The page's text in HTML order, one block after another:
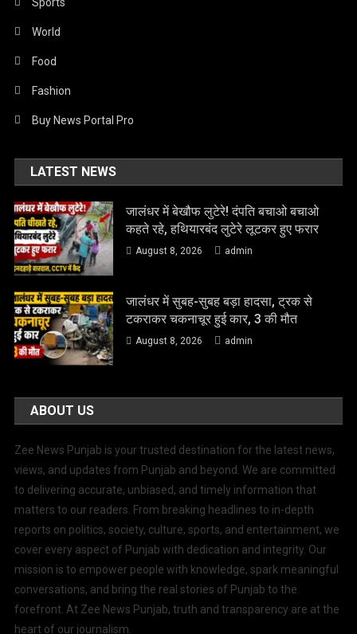
Sports
World
Food
Fashion
Buy News Portal Pro
LATEST NEWS
जालंधर में बेखौफ लुटेरे! दंपति बचाओ बचाओ
कहते रहे, हथियारबंद लुटेरे लूटकर हुए फरार
August 8, 2026 admin
जालंधर में सुबह-सुबह बड़ा हादसा, ट्रक से
टकराकर चकनाचूर हुई कार, 3 की मौत
August 8, 2026 admin
ABOUT US
Zee News Punjab is your trusted destination for the latest news,
views, and updates from Punjab and beyond. We are committed
to delivering accurate, unbiased, and timely information that
matters to our readers. From breaking headlines to in-depth
reports on politics, society, culture, sports, and entertainment, we
cover every aspect of Punjab with dedication and integrity. Our
mission is to empower people with knowledge, spark meaningful
conversations, and bring the real stories of Punjab to the
forefront. At Zee News Punjab, truth and transparency are at the
heart of our journalism.